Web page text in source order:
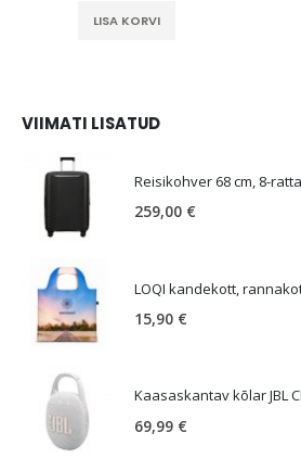
LISA KORVI
VIIMATI LISATUD
259,00 €
15,90 €
Kaasaskantav kõlar JBL
69,99 €